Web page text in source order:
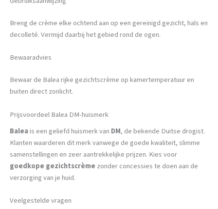
Breng de crème elke ochtend aan op een gereinigd gezicht, hals en
decolleté. Vermijd daarbij het gebied rond de ogen.
Bewaaradvies
Bewaar de Balea rijke gezichtscrème op kamertemperatuur en
buiten direct zonlicht.
Prijsvoordeel Balea DM-huismerk
Baleais een geliefd huismerk van DM, de bekende Duitse drogist.
Klanten waarderen dit merk vanwege de goede kwaliteit, slimme
samenstellingen en zeer aantrekkelijke prijzen. Kies voor
goedkope gezichtscrème zonder concessies te doen aan de
verzorging van je huid.
Veelgestelde vragen